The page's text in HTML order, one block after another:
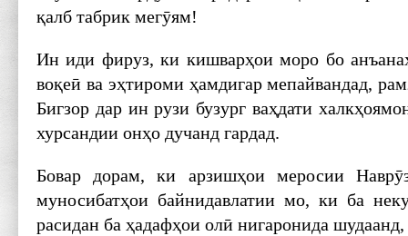
қалб табрик мегӯям!
Ин иди фируз, ки кишварҳои моро бо
воқеӣ ва эҳтироми ҳамдигар мепайвандад,
Бигзор дар ин рузи бузург ваҳдати
хурсандии онҳо дучанд гардад.
Бовар дорам, ки арзишҳои меросии
муносибатҳои байнидавлатии мо, ки ба
расидан ба ҳадафҳои олӣ нигаронида